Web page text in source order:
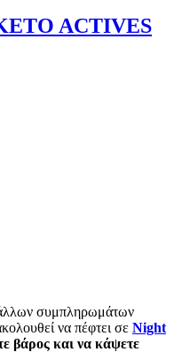
ACTIVES
συμπληρωμάτων
να πέφτει σε Night
βάρος και να κάψετε